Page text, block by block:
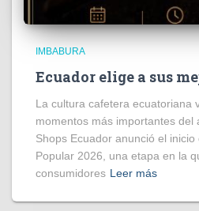
IMBABURA
Ecuador elige a sus
La cultura cafetera ecuatoriana
momentos más importantes del
Shops Ecuador anunció el inicio
Popular 2026, una etapa en la
consumidores Leer más